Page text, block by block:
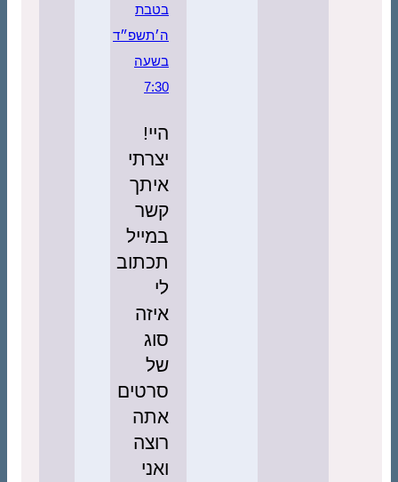
בטבת
ה׳תשפ״ד
בשעה
7:30
היי!
יצרתי
איתך
קשר
במייל
תכתוב
לי
איזה
סוג
של
סרטים
אתה
רוצה
ואני